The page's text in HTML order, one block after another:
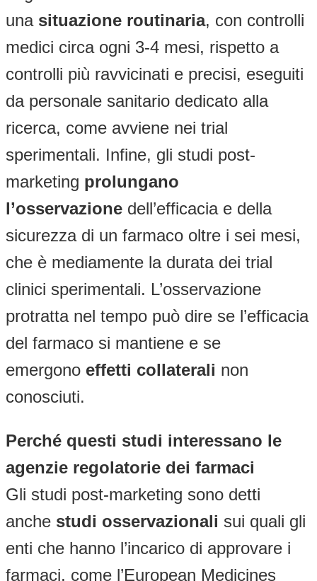
una situazione routinaria, con controlli
medici circa ogni 3-4 mesi, rispetto a
controlli più ravvicinati e precisi, eseguiti
da personale sanitario dedicato alla
ricerca, come avviene nei trial
sperimentali. Infine, gli studi post-
marketing prolungano
l’osservazione dell’efficacia e della
sicurezza di un farmaco oltre i sei mesi,
che è mediamente la durata dei trial
clinici sperimentali. L’osservazione
protratta nel tempo può dire se l’efficacia
del farmaco si mantiene e se
emergono effetti collaterali non
conosciuti.
Perché questi studi interessano le
agenzie regolatorie dei farmaci
Gli studi post-marketing sono detti
anche studi osservazionali sui quali gli
enti che hanno l’incarico di approvare i
farmaci, come l’European Medicines